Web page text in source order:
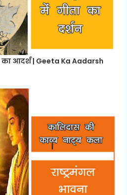
का आदर्श | Geeta Ka Aadarsh